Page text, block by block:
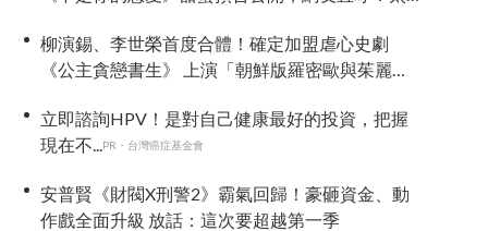
柳演錫、李世榮首度合體！確定加盟虐心史劇
《公主貪戀書生》 上演「朝鮮版羅密歐與茱麗
立即諮詢HPV！是對自己健康最好的投資，把握
現在不...
PR・台灣癌症基金會
安普賢《財閥X刑警2》霸氣回歸！豪砸資金、動
作戲全面升級 放話：這次要超越第一季